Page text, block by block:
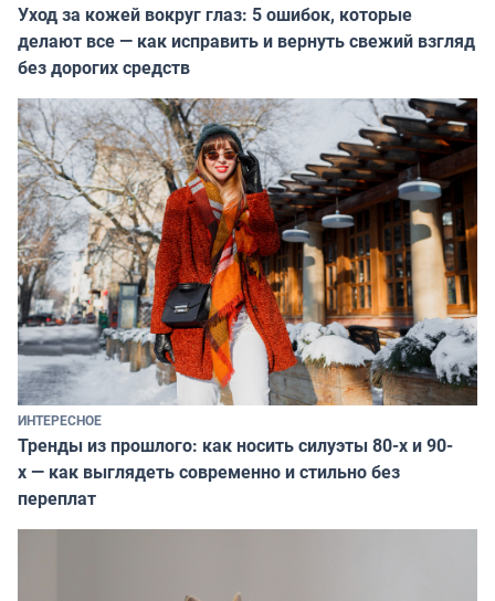
Уход за кожей вокруг глаз: 5 ошибок, которые
делают все — как исправить и вернуть свежий взгляд
без дорогих средств
ИНТЕРЕСНОЕ
Тренды из прошлого: как носить силуэты 80-х и 90-
х — как выглядеть современно и стильно без
переплат